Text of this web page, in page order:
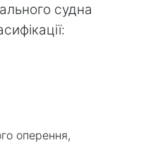
судна
оперення,